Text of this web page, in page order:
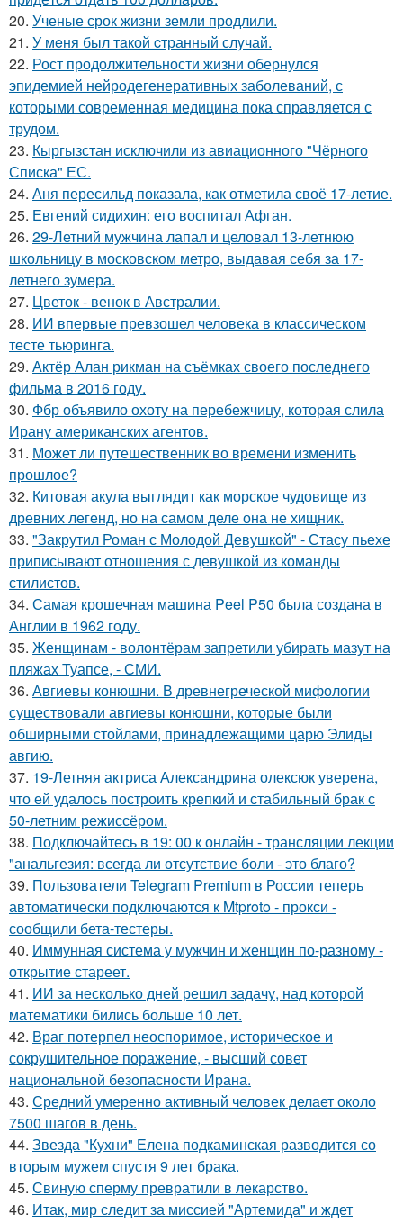
20. Ученые срок жизни земли продлили.
21. У мeня был тaкой cтранный слyчай.
22. Рост продолжительности жизни обернулся
эпидемией нейродегенеративных заболеваний, с
которыми современная медицина пока справляется с
трудом.
23. Кыргызстан исключили из авиационного "Чёрного
Списка" ЕС.
24. Аня пересильд показала, как отметила своё 17-летие.
25. Евгений сидихин: его воспитал Афган.
26. 29-Летний мужчина лапал и целовал 13-летнюю
школьницу в московском метро, выдавая себя за 17-
летнего зумера.
27. Цветок - венок в Австралии.
28. ИИ впервые превзошел человека в классическом
тесте тьюринга.
29. Актёр Алан рикман на съёмках своего последнего
фильма в 2016 году.
30. Фбр объявило охоту на перебежчицу, которая слила
Ирану американских агентов.
31. Может ли путешественник во времени изменить
прошлое?
32. Китовая акула выглядит как морское чудовище из
древних легенд, но на самом деле она не хищник.
33. "Закрутил Роман с Молодой Девушкой" - Стасу пьехе
приписывают отношения с девушкой из команды
стилистов.
34. Самая крошечная машина Peel P50 была создана в
Англии в 1962 году.
35. Женщинам - волонтёрам запретили убирать мазут на
пляжах Туапсе, - СМИ.
36. Авгиевы конюшни. В древнегреческой мифологии
существовали авгиевы конюшни, которые были
обширными стойлами, принадлежащими царю Элиды
авгию.
37. 19-Летняя актриса Александрина олексюк уверена,
что ей удалось построить крепкий и стабильный брак с
50-летним режиссёром.
38. Подключайтесь в 19: 00 к онлайн - трансляции лекции
"анальгезия: всегда ли отсутствие боли - это благо?
39. Пользователи Telegram Premium в России теперь
автоматически подключаются к Mtproto - прокси -
сообщили бета-тестеры.
40. Иммунная система у мужчин и женщин по-разному -
открытие стареет.
41. ИИ за несколько дней решил задачу, над которой
математики бились больше 10 лет.
42. Враг потерпел неоспоримое, историческое и
сокрушительное поражение, - высший совет
национальной безопасности Ирана.
43. Средний умеренно активный человек делает около
7500 шагов в день.
44. Звезда "Кухни" Елена подкаминская разводится со
вторым мужем спустя 9 лет брака.
45. Свиную сперму превратили в лекарство.
46. Итак, мир следит за миссией "Артемида" и ждет